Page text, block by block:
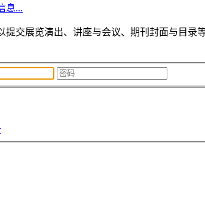
息...
提交展览演出、讲座与会议、期刊封面与目录